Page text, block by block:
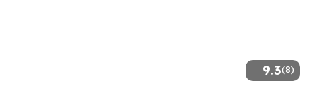
9.3(8)